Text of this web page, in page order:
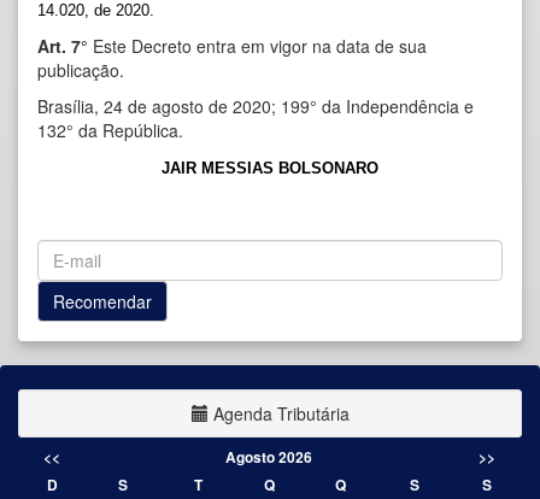
14.020, de 2020.
Art. 7° Este Decreto entra em vigor na data de sua
publicação.
Brasília, 24 de agosto de 2020; 199° da Independência e
132° da República.
JAIR MESSIAS BOLSONARO
Agenda Tributária
<< Agosto 2026
>>
D
S T Q Q S S